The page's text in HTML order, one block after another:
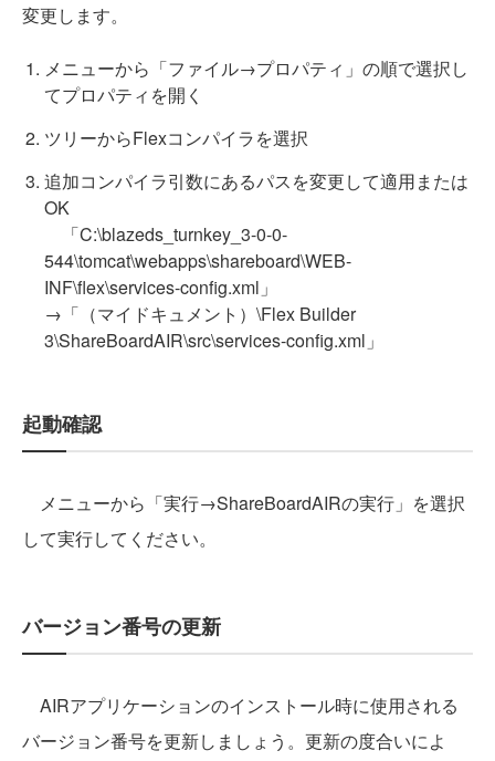
変更します。
メニューから「ファイル→プロパティ」の順で選択し
てプロパティを開く
ツリーからFlexコンパイラを選択
追加コンパイラ引数にあるパスを変更して適用または
OK
「C:\blazeds_turnkey_3-0-0-
544\tomcat\webapps\shareboard\WEB-
INF\flex\services-config.xml」
→「（マイドキュメント）\Flex Builder
3\ShareBoardAIR\src\services-config.xml」
起動確認
メニューから「実行→ShareBoardAIRの実行」を選択
して実行してください。
バージョン番号の更新
AIRアプリケーションのインストール時に使用される
バージョン番号を更新しましょう。更新の度合いによ